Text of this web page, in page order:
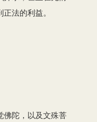
法的利益。
佛陀，以及文殊菩